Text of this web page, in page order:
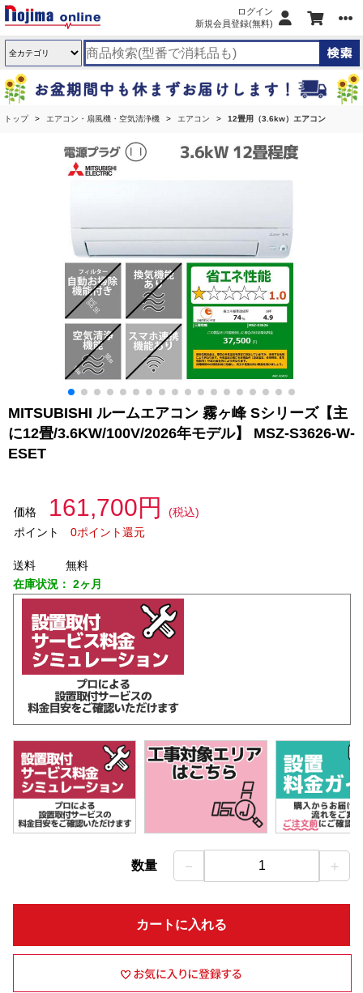
ログイン
新規会員登録(無料)
トップ エアコン・扇風機・空気清浄機 エアコン 12畳用（3.6kw）エアコン
MITSUBISHI ルームエアコン 霧ヶ峰 Sシリーズ【主
に12畳/3.6KW/100V/2026年モデル】 MSZ-S3626-W-
ESET
価格 161,700円
(税込)
ポイント
0ポイント還元
送料
無料
在庫状況： 2ヶ月
数量 － 1 ＋
カートに入れる